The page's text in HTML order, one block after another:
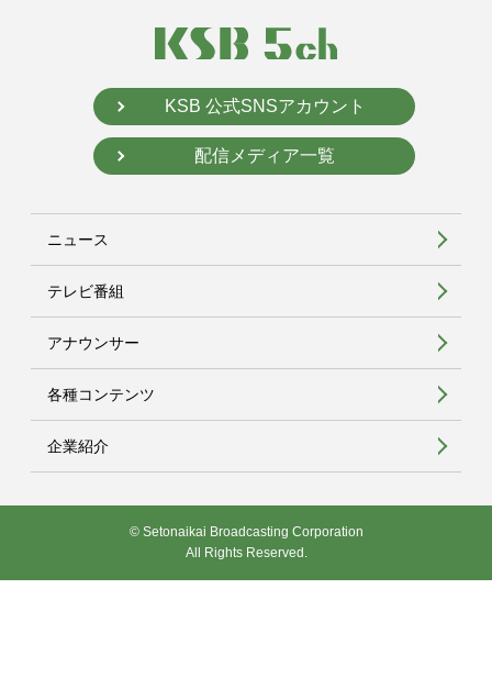
KSB 公式SNSアカウント
配信メディア一覧
ニュース
テレビ番組
アナウンサー
各種コンテンツ
企業紹介
© Setonaikai Broadcasting Corporation
All Rights Reserved.